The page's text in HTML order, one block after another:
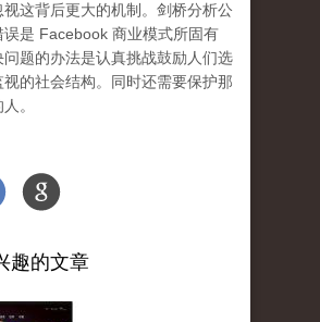
这背后更大的机制。剑桥分析公
误是 Facebook 商业模式所固有
问题的办法是认真挑战鼓励人们选
的社会结构。同时还需要保护那
。
趣的文章